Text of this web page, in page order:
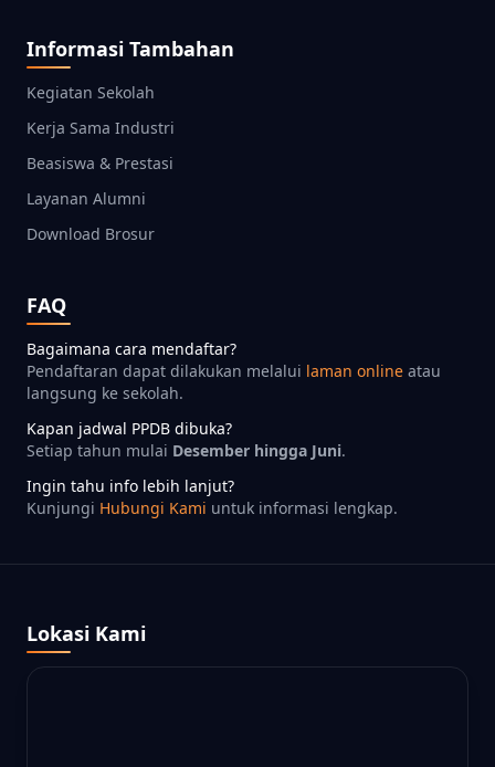
Informasi Tambahan
Kegiatan Sekolah
Kerja Sama Industri
Beasiswa & Prestasi
Layanan Alumni
Download Brosur
FAQ
Bagaimana cara mendaftar?
Pendaftaran dapat dilakukan melalui laman online atau
langsung ke sekolah.
Kapan jadwal PPDB dibuka?
Setiap tahun mulai Desember hingga Juni.
Ingin tahu info lebih lanjut?
Kunjungi Hubungi Kami untuk informasi lengkap.
Lokasi Kami